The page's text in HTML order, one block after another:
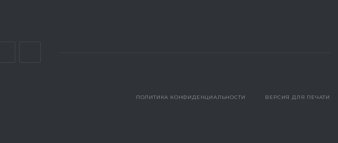
ВЕРСИЯ ДЛЯ ПЕЧАТИ
ПОЛИТИКА КОНФИДЕНЦИАЛЬНОСТИ